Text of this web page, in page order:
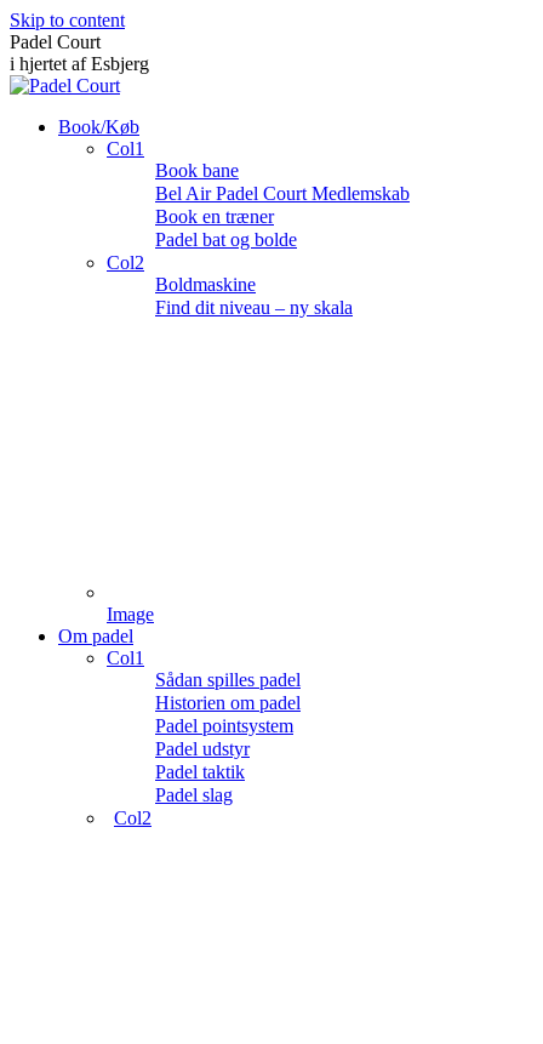
Skip to content
Padel Court
i hjertet af Esbjerg
Book/Køb
Col1
Book bane
Bel Air Padel Court Medlemskab
Book en træner
Padel bat og bolde
Col2
Boldmaskine
Find dit niveau – ny skala
Image
Om padel
Col1
Sådan spilles padel
Historien om padel
Padel pointsystem
Padel udstyr
Padel taktik
Padel slag
Col2